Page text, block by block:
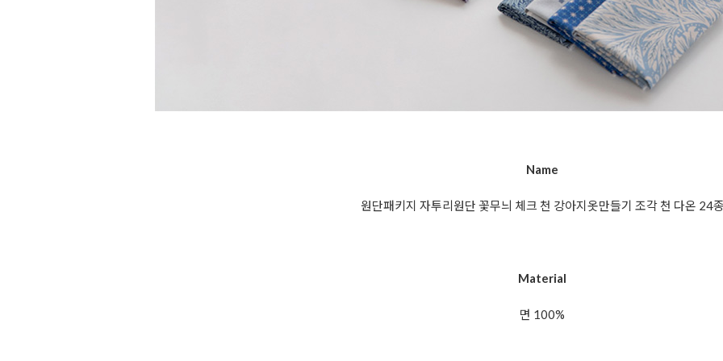
Name
원단패키지 자투리원단 꽃무늬 체크 천 강아지옷만들기 조각 천 다온 24
Material
면 100%